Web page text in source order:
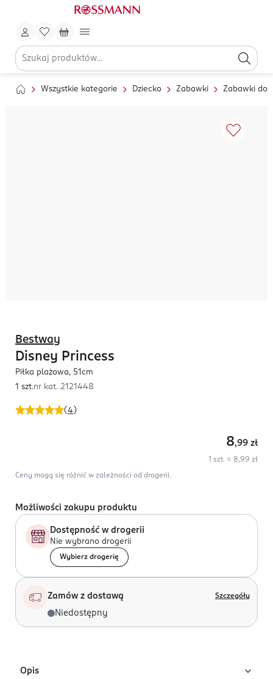
Wszystkie kategorie Dziecko Zabawki Zabawki do
(4 )
Bestway
Disney Princess
Piłka plażowa, 51cm
1 szt.nr kat. 2121448
8,99 zł
1 szt. = 8,99 zł
Ceny mogą się różnić w zależności od drogerii.
Możliwości zakupu produktu
Dostępność w drogerii
Nie wybrano drogerii
Wybierz drogerię
Zamów z dostawą Szczegóły
Niedostępny
Opis